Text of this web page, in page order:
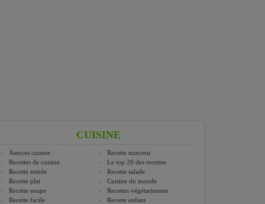
CUISINE
Astuces cuisine
Recette minceur
Recettes de cuisine
Le top 20 des recettes
Recette entrée
Recette salade
Recette plat
Cuisine du monde
Recette soupe
Recettes végétariennes
Recette facile
Recette enfant